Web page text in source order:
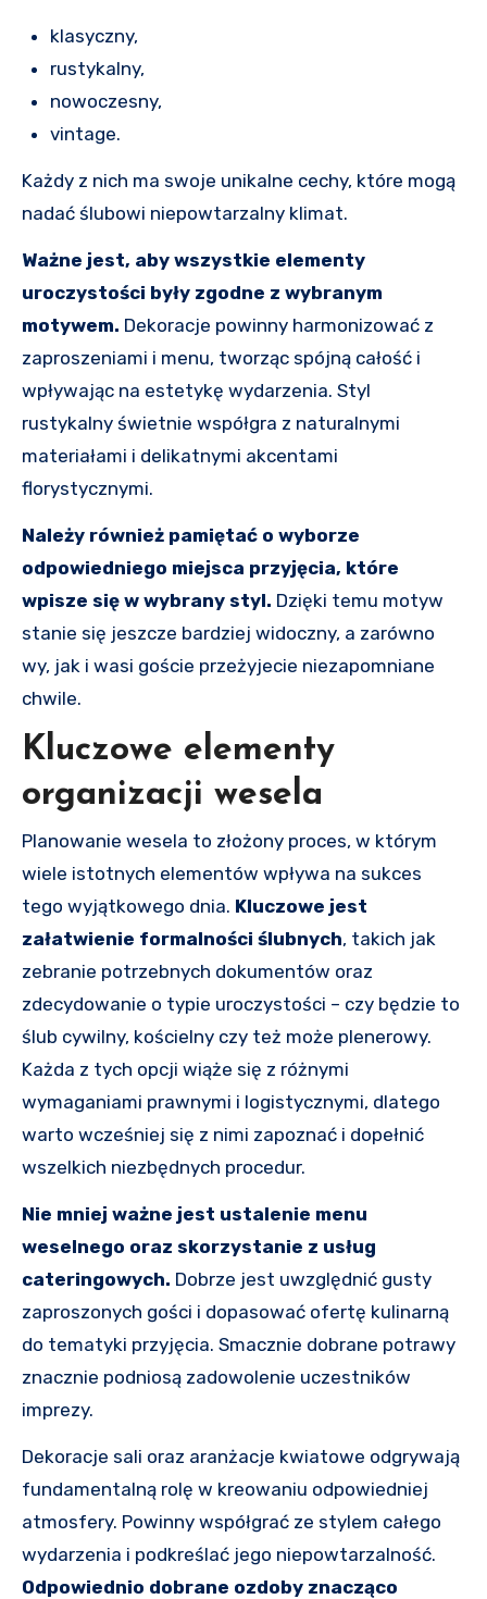
klasyczny,
rustykalny,
nowoczesny,
vintage.
Każdy z nich ma swoje unikalne cechy, które mogą
nadać ślubowi niepowtarzalny klimat.
Ważne jest, aby wszystkie elementy
uroczystości były zgodne z wybranym
motywem. Dekoracje powinny harmonizować z
zaproszeniami i menu, tworząc spójną całość i
wpływając na estetykę wydarzenia. Styl
rustykalny świetnie współgra z naturalnymi
materiałami i delikatnymi akcentami
florystycznymi.
Należy również pamiętać o wyborze
odpowiedniego miejsca przyjęcia, które
wpisze się w wybrany styl. Dzięki temu motyw
stanie się jeszcze bardziej widoczny, a zarówno
wy, jak i wasi goście przeżyjecie niezapomniane
chwile.
Kluczowe elementy
organizacji wesela
Planowanie wesela to złożony proces, w którym
wiele istotnych elementów wpływa na sukces
tego wyjątkowego dnia. Kluczowe jest
załatwienie formalności ślubnych, takich jak
zebranie potrzebnych dokumentów oraz
zdecydowanie o typie uroczystości – czy będzie to
ślub cywilny, kościelny czy też może plenerowy.
Każda z tych opcji wiąże się z różnymi
wymaganiami prawnymi i logistycznymi, dlatego
warto wcześniej się z nimi zapoznać i dopełnić
wszelkich niezbędnych procedur.
Nie mniej ważne jest ustalenie menu
weselnego oraz skorzystanie z usług
cateringowych. Dobrze jest uwzględnić gusty
zaproszonych gości i dopasować ofertę kulinarną
do tematyki przyjęcia. Smacznie dobrane potrawy
znacznie podniosą zadowolenie uczestników
imprezy.
Dekoracje sali oraz aranżacje kwiatowe odgrywają
fundamentalną rolę w kreowaniu odpowiedniej
atmosfery. Powinny współgrać ze stylem całego
wydarzenia i podkreślać jego niepowtarzalność.
Odpowiednio dobrane ozdoby znacząco